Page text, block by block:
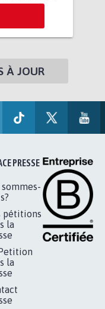
À JOUR
PRESSE
pétitions
la
la